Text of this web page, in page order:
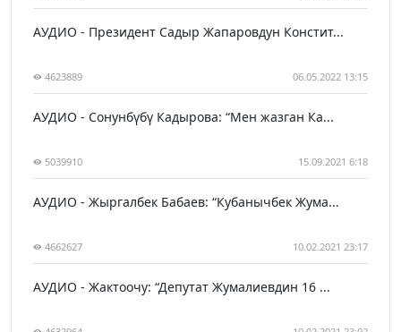
АУДИО - Президент Садыр Жапаровдун Констит...
4623889 06.05.2022 13:15
АУДИО - Сонунбүбү Кадырова: “Мен жазган Ка...
5039910 15.09.2021 6:18
АУДИО - Жыргалбек Бабаев: “Кубанычбек Жума...
4662627 10.02.2021 23:17
АУДИО - Жактоочу: “Депутат Жумалиевдин 16 ...